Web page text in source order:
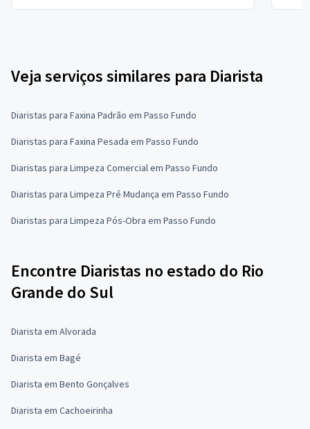
Veja serviços similares para Diarista
Diaristas para Faxina Padrão em Passo Fundo
Diaristas para Faxina Pesada em Passo Fundo
Diaristas para Limpeza Comercial em Passo Fundo
Diaristas para Limpeza Pré Mudança em Passo Fundo
Diaristas para Limpeza Pós-Obra em Passo Fundo
Encontre Diaristas no estado do Rio
Grande do Sul
Diarista em Alvorada
Diarista em Bagé
Diarista em Bento Gonçalves
Diarista em Cachoeirinha